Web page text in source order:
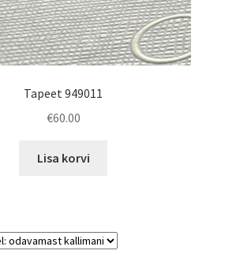
Tapeet 949011
€60.00
Lisa korvi